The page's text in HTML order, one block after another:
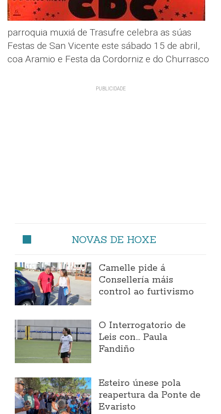
parroquia muxiá de Trasufre celebra as súas
Festas de San Vicente este sábado 15 de abril,
coa Aramio e Festa da Cordorniz e do Churrasco
NOVAS DE HOXE
Camelle pide á
Consellería máis
control ao furtivismo
O Interrogatorio de
Leis con... Paula
Fandiño
Esteiro únese pola
reapertura da Ponte de
Evaristo